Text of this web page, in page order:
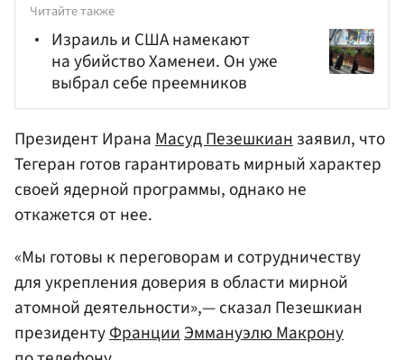
Читайте также
Израиль и США намекают
на убийство Хаменеи. Он уже
выбрал себе преемников
Президент ИранаМасуд Пезешкианзаявил, что
Тегеран готов гарантировать мирный характер
своей ядерной программы, однако не
откажется от нее.
«Мы готовы к переговорам и сотрудничеству
для укрепления доверия в области мирной
атомной деятельности»,— сказал Пезешкиан
президентуФранцииЭммануэлю Макрону